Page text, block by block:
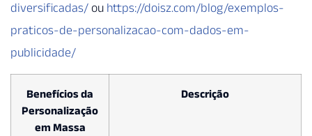
diversificadas/ ou https://doisz.com/blog/exemplos-
praticos-de-personalizacao-com-dados-em-
publicidade/
Benefícios da
Personalização
em Massa
Descrição